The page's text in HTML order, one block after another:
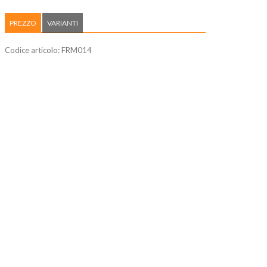
PREZZO VARIANTI
Codice articolo:FRM014